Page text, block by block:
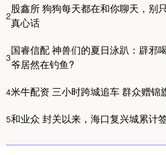
2
股鑫所 狗狗每天都在和你聊天，别
真心话
3
国睿信配 神兽们的夏日泳趴：辟邪
爷居然在钓鱼?
4米牛配资 三小时跨城追车 群众赠锦
5和业众 封关以来，海口复兴城累计